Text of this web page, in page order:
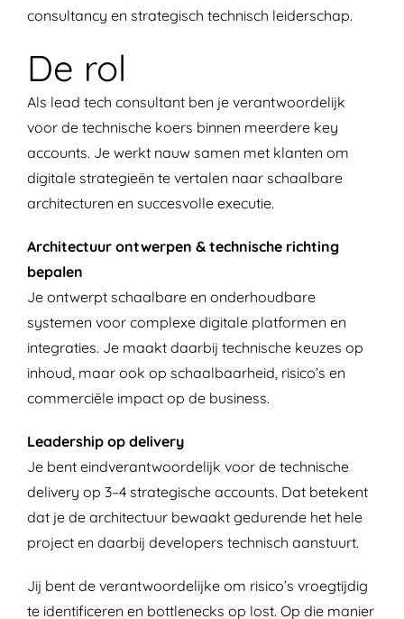
consultancy en strategisch technisch leiderschap.
De rol
Als lead tech consultant ben je verantwoordelijk
voor de technische koers binnen meerdere key
accounts. Je werkt nauw samen met klanten om
digitale strategieën te vertalen naar schaalbare
architecturen en succesvolle executie.
Architectuur ontwerpen & technische richting
bepalen
Je ontwerpt schaalbare en onderhoudbare
systemen voor complexe digitale platformen en
integraties. Je maakt daarbij technische keuzes op
inhoud, maar ook op schaalbaarheid, risico’s en
commerciële impact op de business.
Leadership op delivery
Je bent eindverantwoordelijk voor de technische
delivery op 3–4 strategische accounts. Dat betekent
dat je de architectuur bewaakt gedurende het hele
project en daarbij developers technisch aanstuurt.
Jij bent de verantwoordelijke om risico’s vroegtijdig
te identificeren en bottlenecks op lost. Op die manier